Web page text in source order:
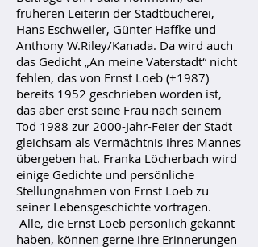
früheren Leiterin der Stadtbücherei,
Hans Eschweiler, Günter Haffke und
Anthony W.Riley/Kanada. Da wird auch
das Gedicht „An meine Vaterstadt“ nicht
fehlen, das von Ernst Loeb (+1987)
bereits 1952 geschrieben worden ist,
das aber erst seine Frau nach seinem
Tod 1988 zur 2000-Jahr-Feier der Stadt
gleichsam als Vermächtnis ihres Mannes
übergeben hat. Franka Löcherbach wird
einige Gedichte und persönliche
Stellungnahmen von Ernst Loeb zu
seiner Lebensgeschichte vortragen.
Alle, die Ernst Loeb persönlich gekannt
haben, können gerne ihre Erinnerungen